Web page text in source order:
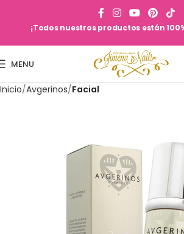
¡Todos nuestros productos están
MENU
Inicio Avgerinos Facial